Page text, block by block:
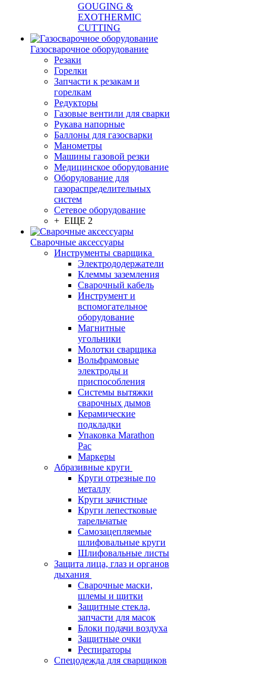
GOUGING &
EXOTHERMIC
CUTTING
Газосварочное оборудование
Резаки
Горелки
Запчасти к резакам и
горелкам
Редукторы
Газовые вентили для сварки
Рукава напорные
Баллоны для газосварки
Манометры
Машины газовой резки
Медицинское оборудование
Оборудование для
газораспределительных
систем
Сетевое оборудование
+ ЕЩЕ 2
Сварочные аксессуары
Инструменты сварщика
Электрододержатели
Клеммы заземления
Сварочный кабель
Инструмент и
вспомогательное
оборудование
Магнитные
угольники
Молотки сварщика
Вольфрамовые
электроды и
приспособления
Системы вытяжки
сварочных дымов
Керамические
подкладки
Упаковка Marathon
Pac
Маркеры
Абразивные круги
Круги отрезные по
металлу
Круги зачистные
Круги лепестковые
тарельчатые
Самозацепляемые
шлифовальные круги
Шлифовальные листы
Защита лица, глаз и органов
дыхания
Сварочные маски,
шлемы и щитки
Защитные стекла,
запчасти для масок
Блоки подачи воздуха
Защитные очки
Респираторы
Спецодежда для сварщиков